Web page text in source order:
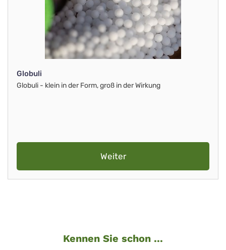
Globuli
Globuli - klein in der Form, groß in der Wirkung
Weiter
Kennen Sie schon ...